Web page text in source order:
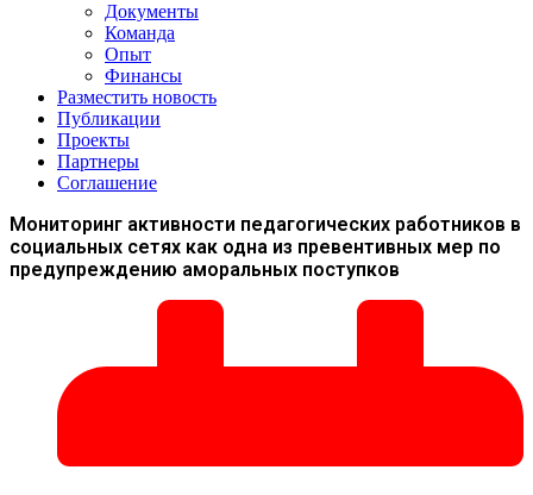
Документы
Команда
Опыт
Финансы
Разместить новость
Публикации
Проекты
Партнеры
Соглашение
Мониторинг активности педагогических работников в
социальных сетях как одна из превентивных мер по
предупреждению аморальных поступков